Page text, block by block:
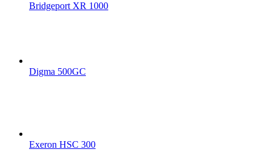
Bridgeport XR 1000
Digma 500GC
Exeron HSC 300